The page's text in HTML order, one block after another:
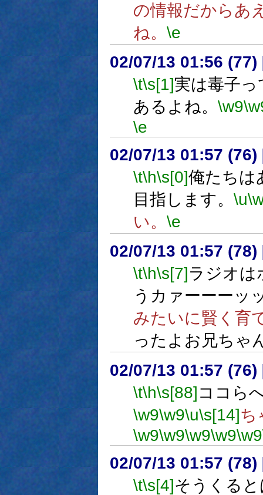
の情報だからあ
ね。 \e
02/07/13 01:56 (77)
\t\s[1]実は毒子
あるよね。 \w9
\e
02/07/13 01:57 (76)
\t\h\s[0]俺たちは
目指します。 \u
い。 \e
02/07/13 01:57 (78)
\t\h\s[7] ラジオは
うカァーーーッ
みたいに賢く育
ったよお兄ちゃ
02/07/13 01:57 (76)
\t\h\s[88]ココら
\w9\w9\u\s[14]ち
\w9\w9\w9\w9\w9
02/07/13 01:57 (78)
\t\s[4]そうくる